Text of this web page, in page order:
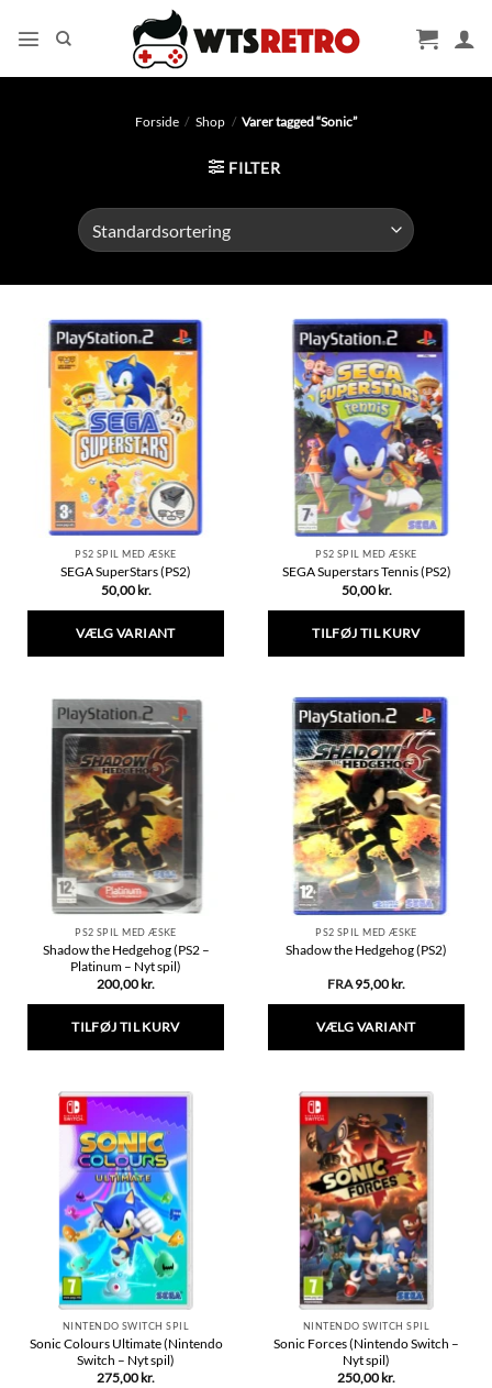
Forside / Shop / Varer tagged “Sonic”
FILTER
PS2 SPIL MED ÆSKE
SEGA SuperStars (PS2)
50,00 kr.
VÆLG VARIANT
har
flere
varianter.
Mulighederne
kan
vælges
på
varesiden
PS2 SPIL MED ÆSKE
SEGA Superstars Tennis (PS2)
50,00 kr.
TILFØJ TIL KURV
PS2 SPIL MED ÆSKE
Shadow the Hedgehog (PS2 –
Platinum – Nyt spil)
200,00 kr.
TILFØJ TIL KURV
PS2 SPIL MED ÆSKE
Shadow the Hedgehog (PS2)
FRA95,00 kr.
VÆLG VARIANT
har
flere
varianter.
Mulighederne
kan
vælges
på
varesiden
NINTENDO SWITCH SPIL
Sonic Colours Ultimate (Nintendo
Switch – Nyt spil)
275,00 kr.
NINTENDO SWITCH SPIL
Sonic Forces (Nintendo Switch –
Nyt spil)
250,00 kr.